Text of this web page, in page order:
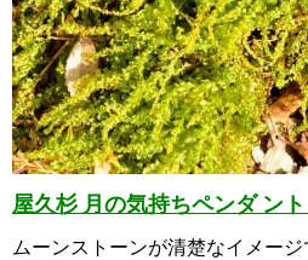
屋久杉 月の気持ちペンダ ン
ムーンストーンが清楚なイメージ